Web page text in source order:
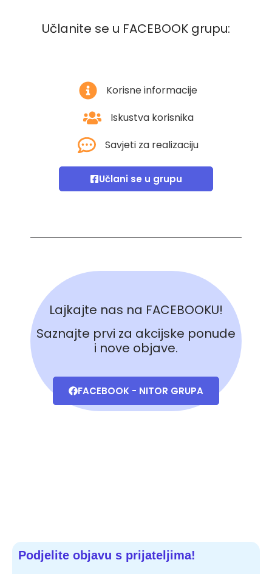
Učlanite se u FACEBOOK grupu:
Korisne informacije
Iskustva korisnika
Savjeti za realizaciju
Učlani se u grupu
Lajkajte nas na FACEBOOKU!
Saznajte prvi za akcijske ponude
i nove objave.
FACEBOOK - NITOR GRUPA
Podjelite objavu s prijateljima!